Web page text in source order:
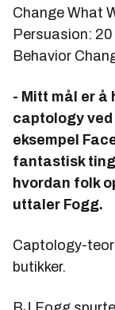
Change What
Persuasion:
Behavior
- Mitt mål er å
captology
eksempel
fantastisk
hvordan folk
uttaler Fogg.
Captology-
butikker.